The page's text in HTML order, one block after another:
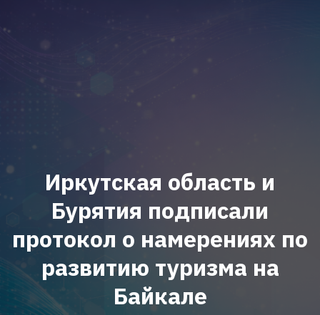
Иркутская область и
Бурятия подписали
протокол о намерениях по
развитию туризма на
Байкале